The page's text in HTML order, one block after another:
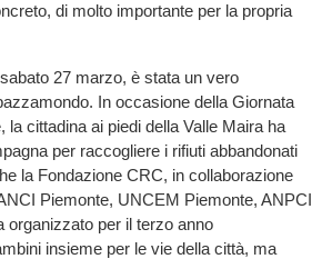
di molto importante per la propria
27 marzo, è stata un vero
In occasione della Giornata
la cittadina ai piedi della Valle Maira ha
per raccogliere i rifiuti abbandonati
la Fondazione CRC, in collaborazione
Piemonte, UNCEM Piemonte, ANPCI
organizzato per il terzo anno
insieme per le vie della città, ma